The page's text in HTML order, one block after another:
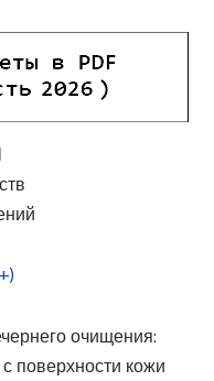
очищения:
поверхности кожи